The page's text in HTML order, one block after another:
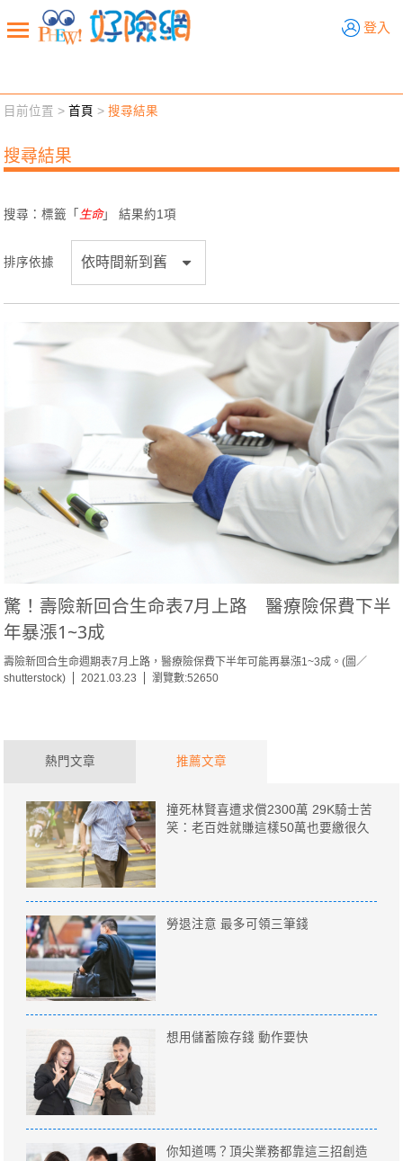
登入
新聞觀點 業務交流
退休先準備 好險學堂 輔銷工具 活動專區
目前位置 >首頁 >搜尋結果
搜尋結果
搜尋：標籤「 生命」 結果約1項
排序依據
驚！壽險新回合生命表7月上路 醫療險保費下半
年暴漲1~3成
壽險新回合生命週期表7月上路，醫療險保費下半年可能再暴漲1~3成。(圖／
shutterstock)
2021.03.23 瀏覽數:52650
熱門文章 推薦文章
撞死林賢喜遭求償2300萬 29K騎士苦
笑：老百姓就賺這樣50萬也要繳很久
勞退注意 最多可領三筆錢
想用儲蓄險存錢 動作要快
你知道嗎？頂尖業務都靠這三招創造